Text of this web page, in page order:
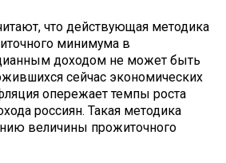
что действующая методика
минимума в
доходом не может быть
сейчас экономических
опережает темпы роста
россиян. Такая методика
величины прожиточного